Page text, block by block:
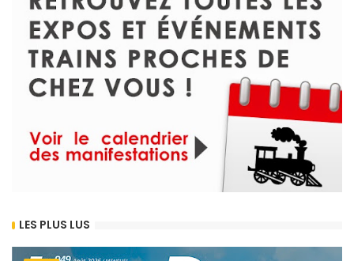
LES PLUS LUS